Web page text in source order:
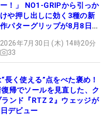
ー！」 NO1-GRIPから引っか
けや押し出しに効く3種の新
作パターグリップが8月8日デ
2026年7月30日 (木) 14時20分
33
長く使える”点をべた褒め！
帰でソールを見直した、ク
ランド『RTZ 2』ウェッジが
デビュー